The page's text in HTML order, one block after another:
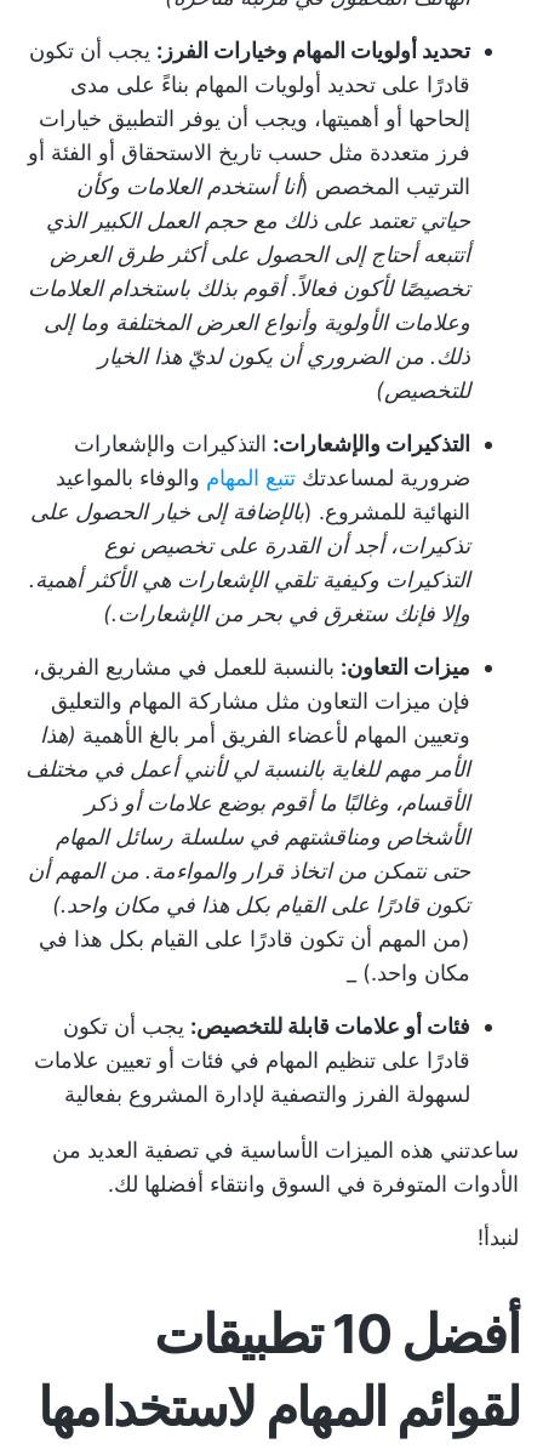
تحديد أولويات المهام وخيارات الفرز: يجب أن تكون
قادرًا على تحديد أولويات المهام بناءً على مدى
إلحاحها أو أهميتها، ويجب أن يوفر التطبيق خيارات
فرز متعددة مثل حسب تاريخ الاستحقاق أو الفئة أو
الترتيب المخصص (أنا أستخدم العلامات وكأن
حياتي تعتمد على ذلك مع حجم العمل الكبير الذي
أتتبعه أحتاج إلى الحصول على أكثر طرق العرض
تخصيصًا لأكون فعالاً.أقوم بذلك باستخدام العلامات
وعلامات الأولوية وأنواع العرض المختلفة وما إلى
ذلك. من الضروري أن يكون لديّ هذا الخيار
للتخصيص)
التذكيرات والإشعارات: التذكيرات والإشعارات
ضرورية لمساعدتك تتبع المهام والوفاء بالمواعيد
النهائية للمشروع. (بالإضافة إلى خيار الحصول على
تذكيرات، أجد أن القدرة على تخصيص نوع
التذكيرات وكيفية تلقي الإشعارات هي الأكثر أهمية.
وإلا فإنك ستغرق في بحر من الإشعارات.)
ميزات التعاون: بالنسبة للعمل في مشاريع الفريق،
فإن ميزات التعاون مثل مشاركة المهام والتعليق
وتعيين المهام لأعضاء الفريق أمر بالغ الأهمية (هذا
الأمر مهم للغاية بالنسبة لي لأنني أعمل في مختلف
الأقسام، وغالبًا ما أقوم بوضع علامات أو ذكر
الأشخاص ومناقشتهم في سلسلة رسائل المهام
حتى نتمكن من اتخاذ قرار والمواءمة. من المهم أن
تكون قادرًا على القيام بكل هذا في مكان واحد.)
(من المهم أن تكون قادرًا على القيام بكل هذا في
مكان واحد.) _
فئات أو علامات قابلة للتخصيص: يجب أن تكون
قادرًا على تنظيم المهام في فئات أو تعيين علامات
لسهولة الفرز والتصفية لإدارة المشروع بفعالية
ساعدتني هذه الميزات الأساسية في تصفية العديد من
الأدوات المتوفرة في السوق وانتقاء أفضلها لك.
لنبدأ!
أفضل 10 تطبيقات
لقوائم المهام لاستخدامها